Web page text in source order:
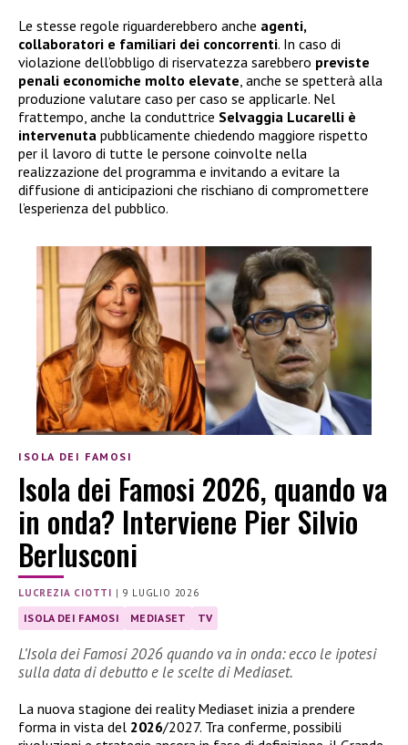
Le stesse regole riguarderebbero anche agenti,
collaboratori e familiari dei concorrenti. In caso di
violazione dell’obbligo di riservatezza sarebbero previste
penali economiche molto elevate, anche se spetterà alla
produzione valutare caso per caso se applicarle. Nel
frattempo, anche la conduttrice Selvaggia Lucarelli è
intervenuta pubblicamente chiedendo maggiore rispetto
per il lavoro di tutte le persone coinvolte nella
realizzazione del programma e invitando a evitare la
diffusione di anticipazioni che rischiano di compromettere
l’esperienza del pubblico.
ISOLA DEI FAMOSI
Isola dei Famosi 2026, quando va
in onda? Interviene Pier Silvio
Berlusconi
LUCREZIA CIOTTI | 9 LUGLIO 2026
ISOLA DEI FAMOSI MEDIASET TV
L’Isola dei Famosi 2026 quando va in onda: ecco le ipotesi
sulla data di debutto e le scelte di Mediaset.
La nuova stagione dei reality Mediaset inizia a prendere
forma in vista del 2026/2027. Tra conferme, possibili